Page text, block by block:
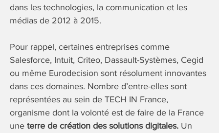
dans les technologies, la communication et les
médias de 2012 à 2015.
Pour rappel, certaines entreprises comme
Salesforce, Intuit, Criteo, Dassault-Systèmes, Cegid
ou même Eurodecision sont résolument innovantes
dans ces domaines. Nombre d’entre-elles sont
représentées au sein de TECH IN France,
organisme dont la volonté est de faire de la France
une terre de création des solutions digitales. Un